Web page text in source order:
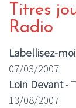
Titres
Radio
Labellisez-moi
07/03/2007
Loin Devant-
13/08/2007